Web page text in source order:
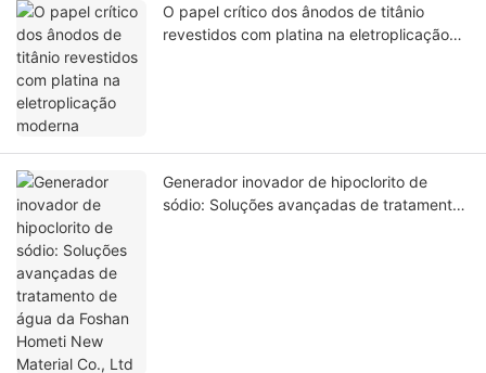
O papel crítico dos ânodos de titânio
revestidos com platina na eletroplicação
Generador inovador de hipoclorito de
sódio: Soluções avançadas de tratamento